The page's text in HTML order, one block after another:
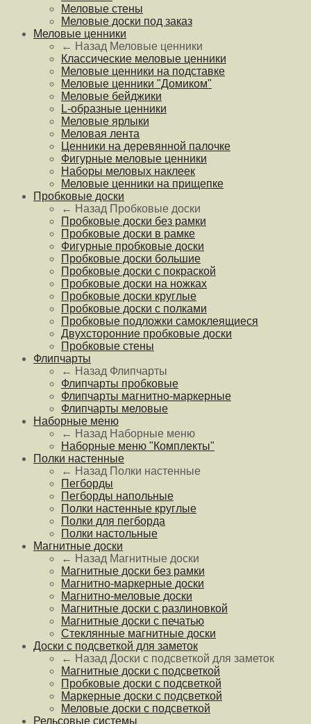
Меловые стены
Меловые доски под заказ
Меловые ценники
← Назад Меловые ценники
Классические меловые ценники
Меловые ценники на подставке
Меловые ценники "Домиком"
Меловые бейджики
L-образные ценники
Меловые ярлыки
Меловая лента
Ценники на деревянной палочке
Фигурные меловые ценники
Наборы меловых наклеек
Меловые ценники на прищепке
Пробковые доски
← Назад Пробковые доски
Пробковые доски без рамки
Пробковые доски в рамке
Фигурные пробковые доски
Пробковые доски большие
Пробковые доски с покраской
Пробковые доски на ножках
Пробковые доски круглые
Пробковые доски с полками
Пробковые подложки самоклеящиеся
Двухсторонние пробковые доски
Пробковые стены
Флипчарты
← Назад Флипчарты
Флипчарты пробковые
Флипчарты магнитно-маркерные
Флипчарты меловые
Наборные меню
← Назад Наборные меню
Наборные меню "Комплекты"
Полки настенные
← Назад Полки настенные
Пегборды
Пегборды напольные
Полки настенные круглые
Полки для пегборда
Полки настольные
Магнитные доски
← Назад Магнитные доски
Магнитные доски без рамки
Магнитно-маркерные доски
Магнитно-меловые доски
Магнитные доски с разлиновкой
Магнитные доски с печатью
Стеклянные магнитные доски
Доски с подсветкой для заметок
← Назад Доски с подсветкой для заметок
Магнитные доски с подсветкой
Пробковые доски с подсветкой
Маркерные доски с подсветкой
Меловые доски с подсветкой
Рельсовые системы